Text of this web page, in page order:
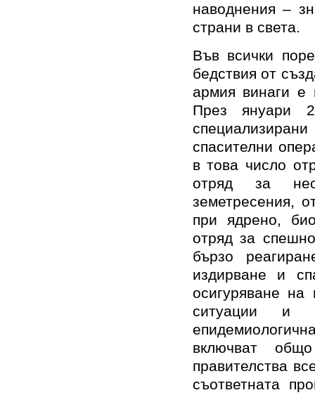
наводнения –
страни в света.
Във всички
бедствия от
армия винаги е
През януари
спасителни
в това число
отряд за
земетресения,
при ядрено,
отряд за
бързо
издирване и
осигуряване на
ситуации и
включват
правителства
съответната